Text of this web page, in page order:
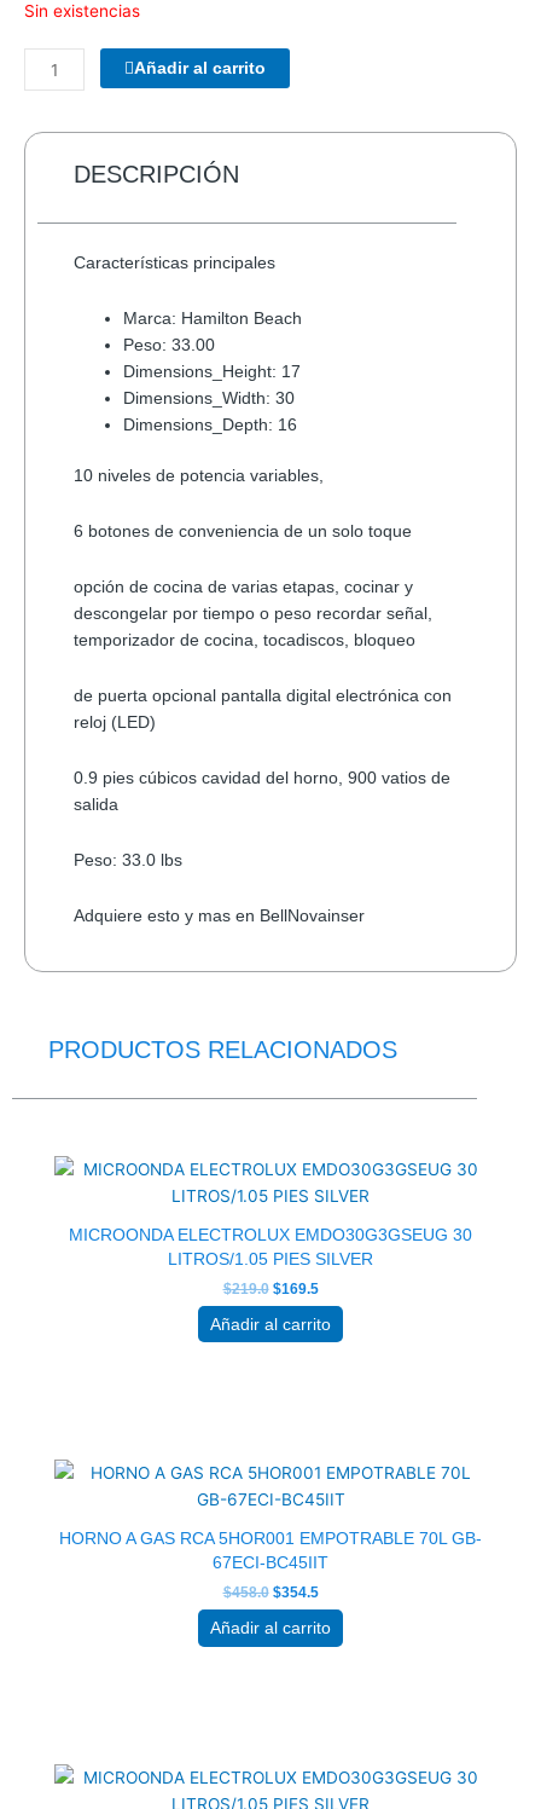
Sin existencias
COMBO
TECLADO/MOUSE
178990
INALAMBRICO
Añadir al carrito
DESCRIPCIÓN
Características principales
Marca: Hamilton Beach
Peso: 33.00
Dimensions_Height: 17
Dimensions_Width: 30
Dimensions_Depth: 16
10 niveles de potencia variables,
6 botones de conveniencia de un solo toque
opción de cocina de varias etapas, cocinar y
descongelar por tiempo o peso recordar señal,
temporizador de cocina, tocadiscos, bloqueo
de puerta opcional pantalla digital electrónica con
reloj (LED)
0.9 pies cúbicos cavidad del horno, 900 vatios de
salida
Peso: 33.0 lbs
Adquiere esto y mas en BellNovainser
PRODUCTOS RELACIONADOS
MICROONDA ELECTROLUX EMDO30G3GSEUG 30
LITROS/1.05 PIES SILVER
$219.0
original
era:
$219.0.
$169.5
actual
es:
$169.5.
Añadir al carrito
HORNO A GAS RCA 5HOR001 EMPOTRABLE 70L GB-
67ECI-BC45IIT
$458.0
original
era:
$458.0.
$354.5
actual
es:
$354.5.
Añadir al carrito
original
era:
actual
es: